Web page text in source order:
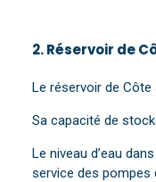
2. Réservoir de
Le réservoir de Côte
Sa capacité de
Le niveau d’eau
service des pompes